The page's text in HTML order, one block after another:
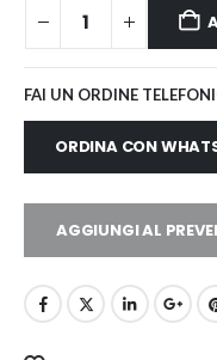
FAI UN ORDINE
ORDINA CON
AGGIUNGI AL